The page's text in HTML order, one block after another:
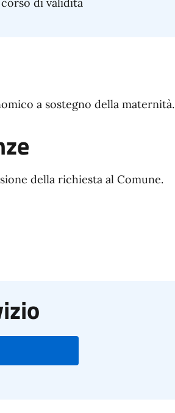
di validità
a sostegno della maternità.
della richiesta al Comune.